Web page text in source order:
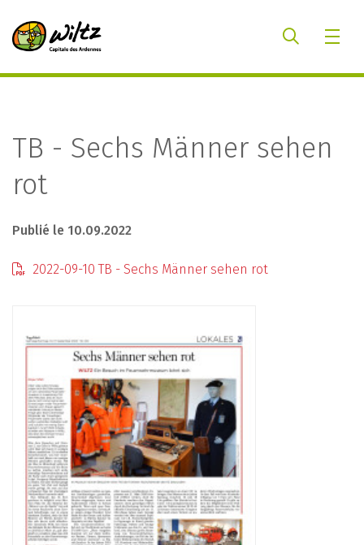
TB - Sechs Männer sehen
rot
Publié le 10.09.2022
2022-09-10 TB - Sechs Männer sehen rot